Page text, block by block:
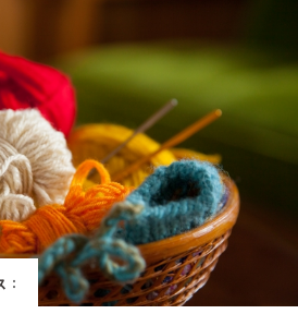
暮らし
学び・教育
HAREL
活用事例
：